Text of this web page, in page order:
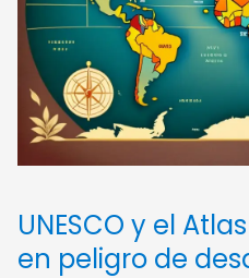
UNESCO y el
en peligro de